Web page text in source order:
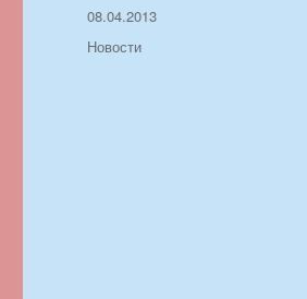
Автор
Опубликовано
08.04.2013
Рубрики
Новости